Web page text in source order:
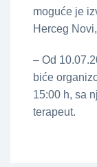
moguće je
Herceg
– Od
biće
15:00 h, sa
terapeut.